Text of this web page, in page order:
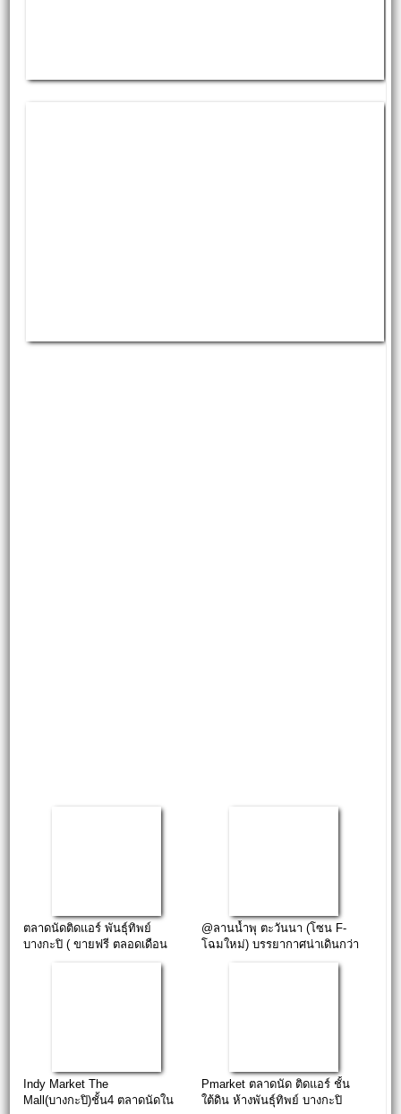
ตลาดนัดติดแอร์ พันธุ์ทิพย์
บางกะปิ ( ขายฟรี ตลอดเดือน
@ลานน้ำพุ ตะวันนา (โซน F-
โฉมใหม่) บรรยากาศน่าเดินกว่า
Indy Market The
Mall(บางกะปิ)ชั้น4 ตลาดนัดใน
Pmarket ตลาดนัด ติดแอร์ ชั้น
ใต้ดิน ห้างพันธุ์ทิพย์ บางกะปิ